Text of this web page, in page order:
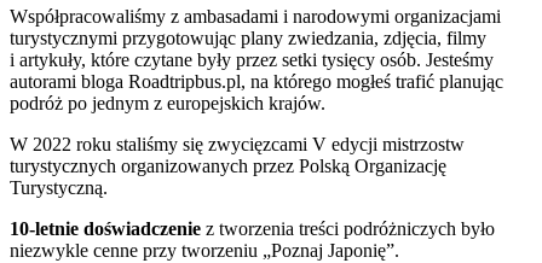
Współpracowaliśmy z ambasadami i narodowymi organizacjami
turystycznymi przygotowując plany zwiedzania, zdjęcia, filmy
i artykuły, które czytane były przez setki tysięcy osób. Jesteśmy
autorami bloga Roadtripbus.pl, na którego mogłeś trafić planując
podróż po jednym z europejskich krajów.
W 2022 roku staliśmy się zwycięzcami V edycji mistrzostw
turystycznych organizowanych przez Polską Organizację
Turystyczną.
10-letnie doświadczenie z tworzenia treści podróżniczych było
niezwykle cenne przy tworzeniu „Poznaj Japonię”.